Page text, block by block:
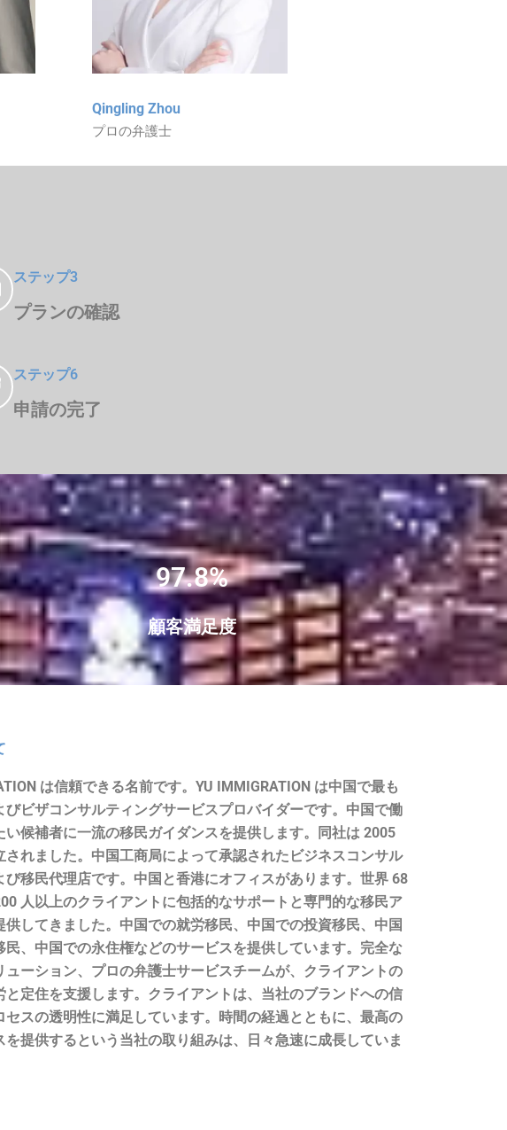
Qingling Zhou
プロの弁護士
ステップ3
プランの確認
ステップ6
申請の完了
97.8%
顧客満足度
は信頼できる名前です。YU IMMIGRATION は中国で最も
びビザコンサルティングサービスプロバイダーです。中国で働
い候補者に一流の移民ガイダンスを提供します。同社は 2005
されました。中国工商局によって承認されたビジネスコンサル
び移民代理店です。中国と香港にオフィスがあります。世界 68
人以上のクライアントに包括的なサポートと専門的な移民ア
供してきました。中国での就労移民、中国での投資移民、中国
民、中国での永住権などのサービスを提供しています。完全な
ューション、プロの弁護士サービスチームが、クライアントの
と定住を支援します。クライアントは、当社のブランドへの信
セスの透明性に満足しています。時間の経過とともに、最高の
を提供するという当社の取り組みは、日々急速に成長していま